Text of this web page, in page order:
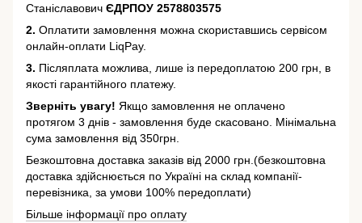
Станіславович ЄДРПОУ 2578803575
2. Оплатити замовлення можна скориставшись сервісом
онлайн-оплати LiqPay.
3. Післяплата можлива, лише із передоплатою 200 грн, в
якості гарантійного платежу.
Зверніть увагу! Якщо замовлення не оплачено
протягом 3 днів - замовлення буде скасовано. Мінімальна
сума замовлення від 350грн.
Безкоштовна доставка заказів від 2000 грн.(безкоштовна
доставка здійснюється по Україні на склад компанії-
перевізника, за умови 100% передоплати)
Більше інформації про оплату